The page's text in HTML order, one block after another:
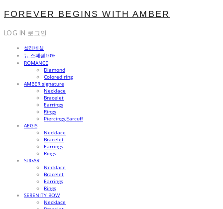
FOREVER BEGINS WITH AMBER
LOG IN 로그인
셀레네실
뉴 스페셜10%
ROMANCE
Diamond
Colored ring
AMBER signature
Necklace
Bracelet
Earrings
Rings
Piercings,Earcuff
AEGIS
Necklace
Bracelet
Earrings
Rings
SUGAR
Necklace
Bracelet
Earrings
Rings
SERENITY BOW
Necklace